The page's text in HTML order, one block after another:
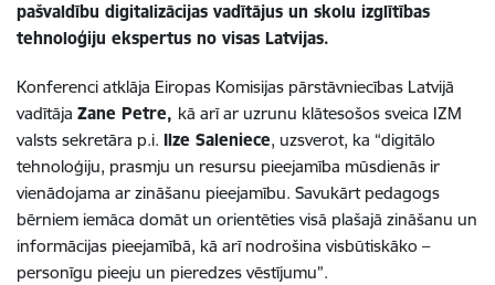
pašvaldību digitalizācijas vadītājus un skolu izglītības
tehnoloģiju ekspertus no visas Latvijas.
Konferenci atklāja Eiropas Komisijas pārstāvniecības Latvijā
vadītāja Zane Petre, kā arī ar uzrunu klātesošos sveica IZM
valsts sekretāra p.i. Ilze Saleniece, uzsverot, ka “digitālo
tehnoloģiju, prasmju un resursu pieejamība mūsdienās ir
vienādojama ar zināšanu pieejamību. Savukārt pedagogs
bērniem iemāca domāt un orientēties visā plašajā zināšanu un
informācijas pieejamībā, kā arī nodrošina visbūtiskāko –
personīgu pieeju un pieredzes vēstījumu”.